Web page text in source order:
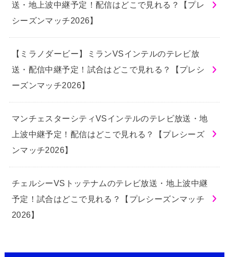
送・地上波中継予定！配信はどこで見れる？【プレ
シーズンマッチ2026】
【ミラノダービー】ミランVSインテルのテレビ放
送・配信中継予定！試合はどこで見れる？【プレシ
ーズンマッチ2026】
マンチェスターシティVSインテルのテレビ放送・地
上波中継予定！配信はどこで見れる？【プレシーズ
ンマッチ2026】
チェルシーVSトッテナムのテレビ放送・地上波中継
予定！試合はどこで見れる？【プレシーズンマッチ
2026】